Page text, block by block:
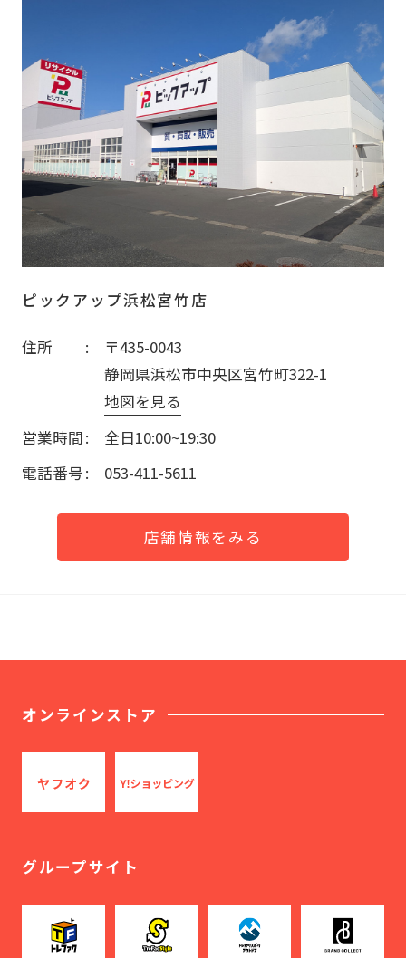
ピックアップ浜松宮竹店
住所
〒435-0043
静岡県浜松市中央区宮竹町322-1
地図を見る
営業時間
全日10:00~19:30
電話番号
053-411-5611
店舗情報をみる
オンラインストア
グループサイト